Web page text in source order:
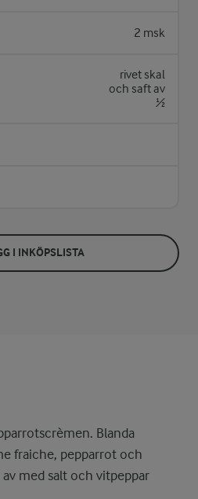
2 msk
rivet skal
och saft av
½
I INKÖPSLISTA
Blanda
fraiche, pepparrot och
med salt och vitpeppar